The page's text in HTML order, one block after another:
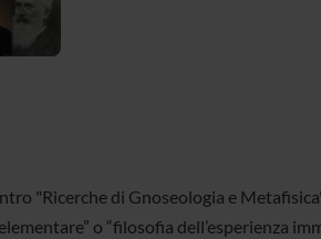
"Ricerche di Gnoseologia e
o “filosofia dell’esperienza